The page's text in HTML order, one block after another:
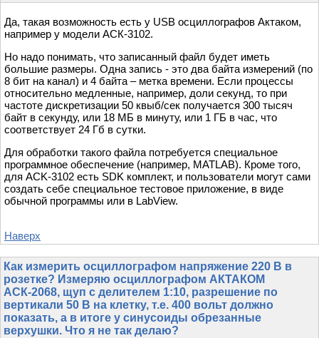
Да, такая возможность есть у USB осциллографов Актаком,
например у модели АСК-3102.
Но надо понимать, что записанный файл будет иметь
большие размеры. Одна запись - это два байта измерений (по
8 бит на канал) и 4 байта – метка времени. Если процессы
относительно медленные, например, доли секунд, то при
частоте дискретизации 50 квыб/сек получается 300 тысяч
байт в секунду, или 18 МБ в минуту, или 1 ГБ в час, что
соответствует 24 Гб в сутки.
Для обработки такого файла потребуется специальное
программное обеспечение (например, MATLAB). Кроме того,
для ACK-3102 есть SDK комплект, и пользователи могут сами
создать себе специальное тестовое приложение, в виде
обычной программы или в LabView.
Наверх
Как измерить осциллографом напряжение 220 В в
розетке? Измеряю осциллографом АКТАКОМ
АСК-2068, щуп с делителем 1:10, разрешение по
вертикали 50 В на клетку, т.е. 400 вольт должно
показать, а в итоге у синусоиды обрезанные
верхушки. Что я не так делаю?